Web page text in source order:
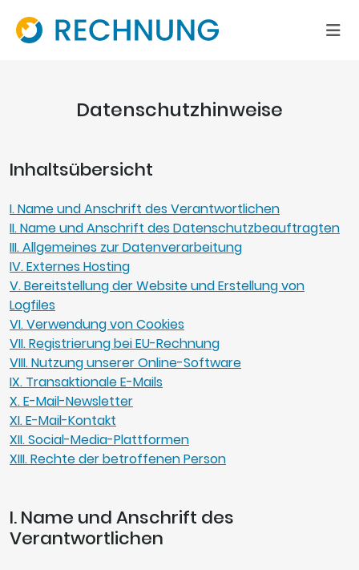
Datenschutzhinweise
Inhaltsübersicht
I. Name und Anschrift des Verantwortlichen
II. Name und Anschrift des Datenschutzbeauftragten
III. Allgemeines zur Datenverarbeitung
IV. Externes Hosting
V. Bereitstellung der Website und Erstellung von
Logfiles
VI. Verwendung von Cookies
VII. Registrierung beiEU-Rechnung
VIII. Nutzung unserer Online-Software
IX. Transaktionale E-Mails
X. E-Mail-Newsletter
XI. E-Mail-Kontakt
XII. Social-Media-Plattformen
XIII. Rechte der betroffenen Person
I. Name und Anschrift des
Verantwortlichen